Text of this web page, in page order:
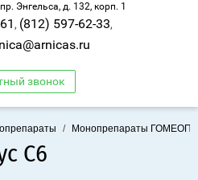
Энгельса, д. 132, корп. 1
, (812) 597-62-33,
звонок
/ Монопрепараты
С6